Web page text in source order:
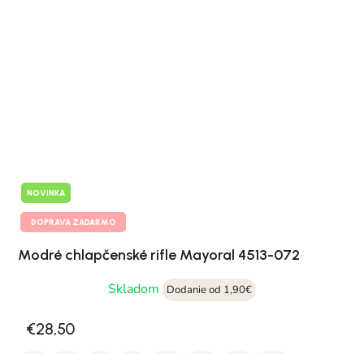
NOVINKA
DOPRAVA ZADARMO
Modré chlapčenské rifle Mayoral 4513-072
Skladom
Dodanie od 1,90€
€28,50